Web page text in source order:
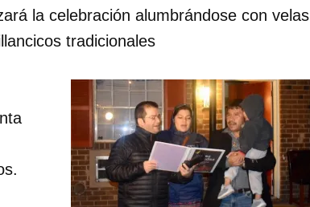
la celebración alumbrándose con velas
tradicionales